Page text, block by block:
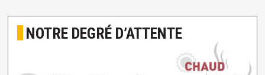
NOTRE DEGRÉ D’ATTENTE